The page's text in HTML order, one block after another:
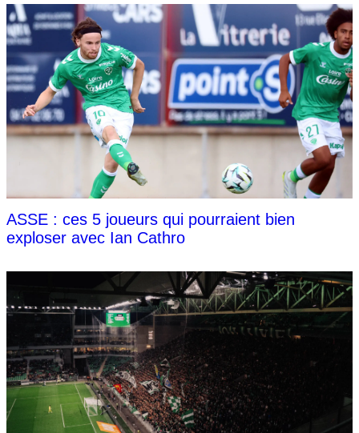
ASSE : ces 5 joueurs qui pourraient bien
exploser avec Ian Cathro